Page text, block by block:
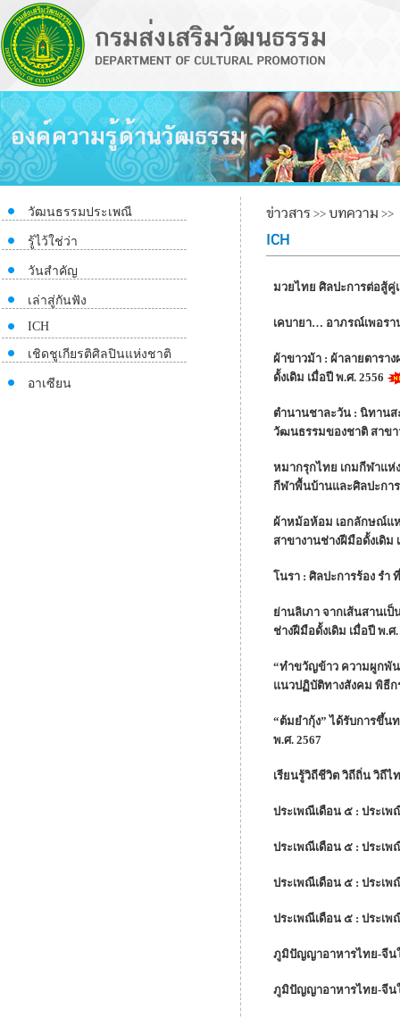
วัฒนธรรมประเพณี
รู้ไว้ใช่ว่า
วันสำคัญ
เล่าสู่กันฟัง
ICH
เชิดชูเกียรติศิลปินแห่งชาติ
อาเซียน
ข่าวสาร >> บทความ >>
ICH
มวยไทย ศิลปะการต่อสู้
เคบายา… อาภรณ์เพอร
ผ้าขาวม้า : ผ้าลายตาร
ดั้งเดิม เมื่อปี พ.ศ. 2556
ตำนานชาละวัน : นิทาน
วัฒนธรรมของชาติ สาข
หมากรุกไทย เกมกีฬาแ
กีฬาพื้นบ้านและศิลปะกา
ผ้าหม้อห้อม เอกลักษณ์แ
สาขางานช่างฝีมือดั้งเดิม
โนรา : ศิลปะการร้อง รำ
ย่านลิเภา จากเส้นสาน
ช่างฝีมือดั้งเดิม เมื่อปี พ.ศ.
“ทำขวัญข้าว ความผูกพั
แนวปฏิบัติทางสังคม พิธีก
“ต้มยำกุ้ง” ได้รับการขึ้น
พ.ศ. 2567
เรียนรู้วิถีชีวิต วิถีถิ่น วิถี
ประเพณีเดือน ๕ : ประเ
ประเพณีเดือน ๕ : ประเ
ประเพณีเดือน ๕ : ประเ
ประเพณีเดือน ๕ : ประเพ
ภูมิปัญญาอาหารไทย-จีน
ภูมิปัญญาอาหารไทย-จีน